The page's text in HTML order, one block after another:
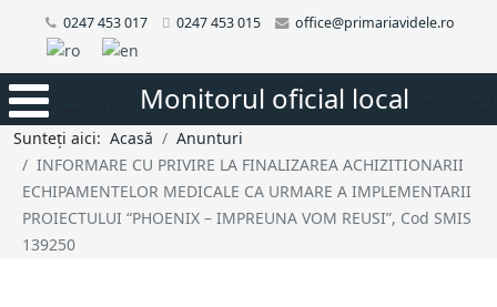
0247 453 017 0247 453 015 office@primariavidele.ro
Monitorul oficial local
Sunteți aici: Acasă
Anunturi
INFORMARE CU PRIVIRE LA FINALIZAREA ACHIZITIONARII
ECHIPAMENTELOR MEDICALE CA URMARE A IMPLEMENTARII
PROIECTULUI “PHOENIX – IMPREUNA VOM REUSI”, Cod SMIS
139250